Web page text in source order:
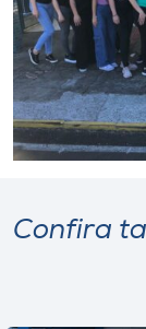
Confira